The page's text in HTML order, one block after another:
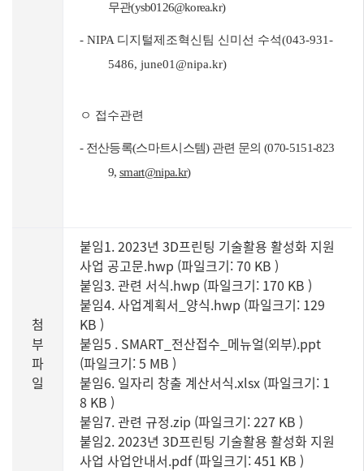
무관(ysb0126@korea.kr)
- NIPA 디지털제조혁신팀 신미선 수석(043-931-
5486, june01@nipa.kr)
ㅇ 접수관련
- 전산등록(스마트시스템) 관련 문의(070-5151-823
9, smart@nipa.kr)
첨
부
파
일
붙임1. 2023년 3D프린팅 기술활용 활성화 지원
사업 공고문.hwp (파일크기: 70 KB )
붙임3. 관련 서식.hwp (파일크기: 170 KB )
붙임4. 사업계획서_양식.hwp (파일크기: 129
KB )
붙임5 . SMART_전산접수_메뉴얼(외부).ppt
(파일크기: 5 MB )
붙임6. 일자리 창출 계산서식.xlsx (파일크기: 1
8 KB )
붙임7. 관련 규정.zip (파일크기: 227 KB )
붙임2. 2023년 3D프린팅 기술활용 활성화 지원
사업 사업안내서.pdf (파일크기: 451 KB )